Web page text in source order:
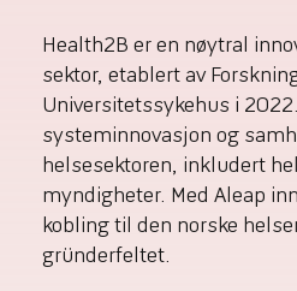
Health2B er en nøytral
sektor, etablert av
Universitetssykehus i
systeminnovasjon og
helsesektoren, inkludert
myndigheter. Med Aleap
kobling til den norske
gründerfeltet.